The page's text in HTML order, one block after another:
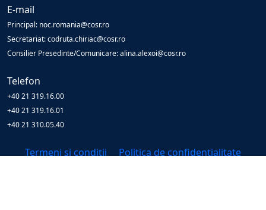
E-mail
Principal: noc.romania@cosr.ro
Secretariat: codruta.chiriac@cosr.ro
Consilier Presedinte/Comunicare: alina.alexoi@cosr.ro
Telefon
+40 21 319.16.00
+40 21 319.16.01
+40 21 310.05.40
Termeni și condiții
Politica de confidențialitate